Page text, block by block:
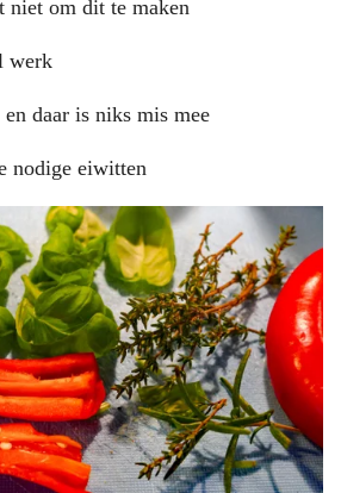
niet om dit te maken
werk
daar is niks mis mee
nodige eiwitten